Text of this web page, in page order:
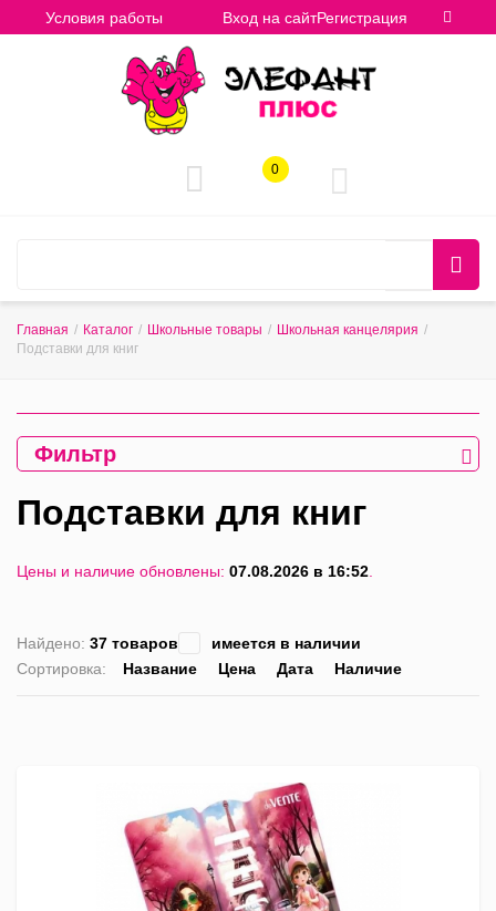
Условия работы Вход на сайтРегистрация
0
Главная / Каталог / Школьные товары / Школьная канцелярия /
Подставки для книг
Фильтр
Подставки для книг
Цены и наличие обновлены: 07.08.2026 в 16:52.
Найдено: 37 товаров
имеется в наличии
Сортировка:
Название Цена Дата Наличие